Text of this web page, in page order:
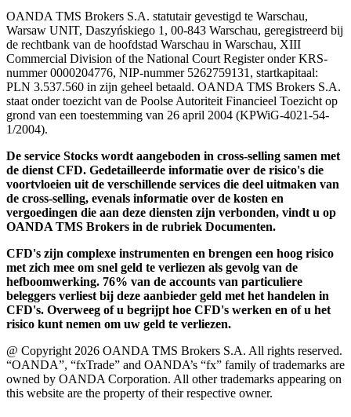
OANDA TMS Brokers S.A. statutair gevestigd te Warschau,
Warsaw UNIT, Daszyńskiego 1, 00-843 Warschau, geregistreerd bij
de rechtbank van de hoofdstad Warschau in Warschau, XIII
Commercial Division of the National Court Register onder KRS-
nummer 0000204776, NIP-nummer 5262759131, startkapitaal:
PLN 3.537.560 in zijn geheel betaald. OANDA TMS Brokers S.A.
staat onder toezicht van de Poolse Autoriteit Financieel Toezicht op
grond van een toestemming van 26 april 2004 (KPWiG-4021-54-
1/2004).
De service Stocks wordt aangeboden in cross-selling samen met
de dienst CFD. Gedetailleerde informatie over de risico's die
voortvloeien uit de verschillende services die deel uitmaken van
de cross-selling, evenals informatie over de kosten en
vergoedingen die aan deze diensten zijn verbonden, vindt u op
OANDA TMS Brokers in de rubriek Documenten.
CFD's zijn complexe instrumenten en brengen een hoog risico
met zich mee om snel geld te verliezen als gevolg van de
hefboomwerking. 76% van de accounts van particuliere
beleggers verliest bij deze aanbieder geld met het handelen in
CFD's. Overweeg of u begrijpt hoe CFD's werken en of u het
risico kunt nemen om uw geld te verliezen.
@ Copyright 2026 OANDA TMS Brokers S.A. All rights reserved.
“OANDA”, “fxTrade” and OANDA’s “fx” family of trademarks are
owned by OANDA Corporation. All other trademarks appearing on
this website are the property of their respective owner.